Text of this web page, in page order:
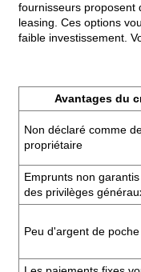
fournisseurs proposent
leasing. Ces options
faible investissement.
Avantages du
Non déclaré comme
propriétaire
Emprunts non
des privilèges
Peu d'argent de poche